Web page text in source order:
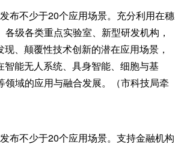
发布不少于20个应用场景。充分利用在穗
各级各类重点实验室、新型研发机构，
、颠覆性技术创新的潜在应用场景，
智能无人系统、具身智能、细胞与基
领域的应用与融合发展。（市科技局牵
发布不少于20个应用场景。支持金融机构